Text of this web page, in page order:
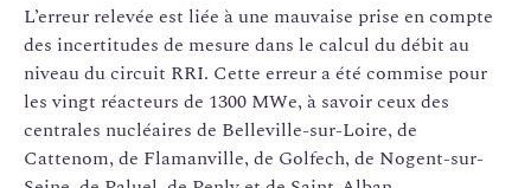
L’erreur relevée est liée à une mauvaise prise en compte
des incertitudes de mesure dans le calcul du débit au
niveau du circuit RRI. Cette erreur a été commise pour
les vingt réacteurs de 1300 MWe, à savoir ceux des
centrales nucléaires de Belleville-sur-Loire, de
Cattenom, de Flamanville, de Golfech, de Nogent-sur-